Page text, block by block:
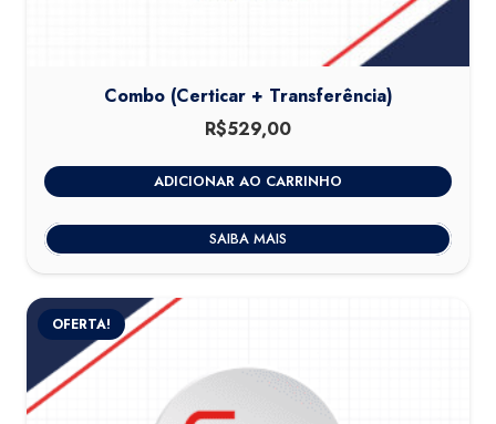
Combo (Certicar + Transferência)
R$529,00
ADICIONAR AO CARRINHO
SAIBA MAIS
OFERTA!